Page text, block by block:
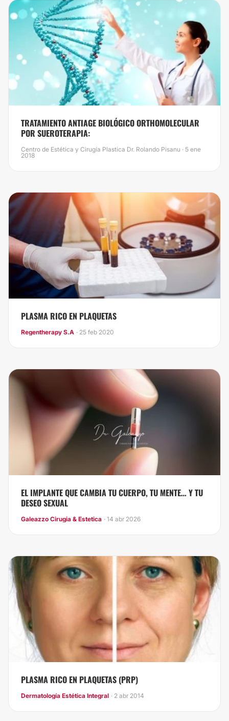
TRATAMIENTO ANTIAGE BIOLÓGICO ORTHOMOLECULAR
POR SUEROTERAPIA:
Centro de Estética y Cirugía Plastica Dr. Rolando Pisanu · 5 ene
2018
PLASMA RICO EN PLAQUETAS
Regentherapy S.A · 25 feb 2020
EL IMPLANTE QUE CAMBIA TU CUERPO, TU MENTE… Y TU
DESEO SEXUAL
Galeazzo Cirugia & Estetica · 14 abr 2026
PLASMA RICO EN PLAQUETAS (PRP)
Dermatología Estética Integral · 2 abr 2014